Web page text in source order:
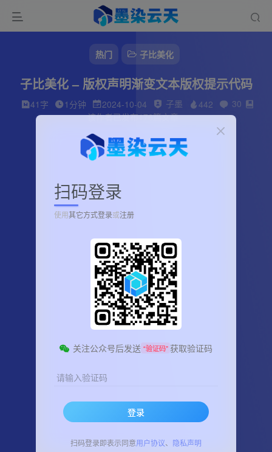
热门 子比美化
子比美化 – 版权声明渐变文本版权提示代码
41字 1分钟 2024-10-04 子墨 442
30
该作者已发布176篇文章
扫码登录
使用其它方式登录或注册
关注公众号后发送 “验证码” 获取验证码
请输入验证码
登录
扫码登录即表示同意用户协议、 隐私声明